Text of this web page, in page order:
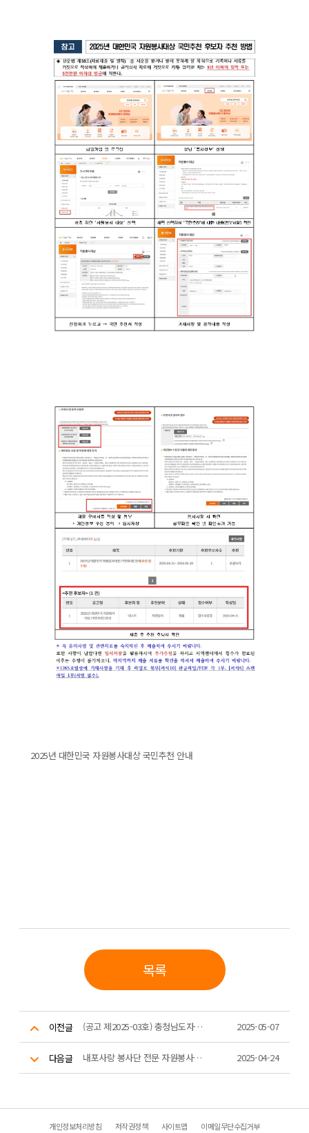
2025년 대한민국 자원봉사대상 국민추천 안내
목록
이전글 (공고 제2025-03호) 충청남도자원봉사센터 임원(이사) 후보자 모집 공고 2025-05-07
다음글 내포사랑 봉사단 전문 자원봉사자 모집 2025-04-24
개인정보처리방침 저작권정책 사이트맵 이메일무단수집거부